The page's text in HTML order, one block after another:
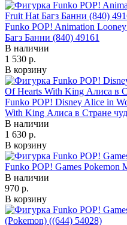
Funko POP! Animation
Багз Банни (840) 49161
В наличии
1 530 р.
В корзину
Funko POP! Disney Alice in
With King Алиса в Стране
В наличии
1 630 р.
В корзину
Funko POP! Games Pokemon
В наличии
970 р.
В корзину